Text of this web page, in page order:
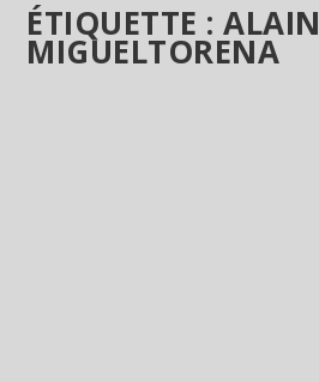
ÉTIQUETTE :ALAIN
MIGUELTORENA